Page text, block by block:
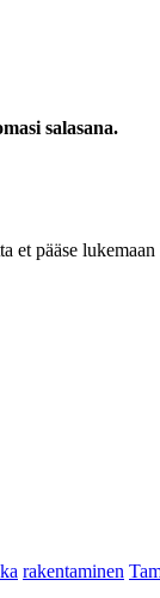
salasana.
et pääse
rakentaminen